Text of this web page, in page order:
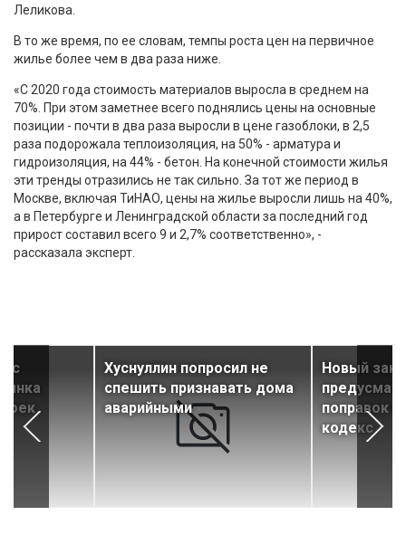
Леликова.
В то же время, по ее словам, темпы роста цен на первичное
жилье более чем в два раза ниже.
«С 2020 года стоимость материалов выросла в среднем на
70%. При этом заметнее всего поднялись цены на основные
позиции - почти в два раза выросли в цене газоблоки, в 2,5
раза подорожала теплоизоляция, на 50% - арматура и
гидроизоляция, на 44% - бетон. На конечной стоимости жилья
эти тренды отразились не так сильно. За тот же период в
Москве, включая ТиНАО, цены на жилье выросли лишь на 40%,
а в Петербурге и Ленинградской области за последний год
прирост составил всего 9 и 2,7% соответственно», -
рассказала эксперт.
Хуснуллин попросил не
спешить признавать дома
аварийными
Новый
поправок
кодекс